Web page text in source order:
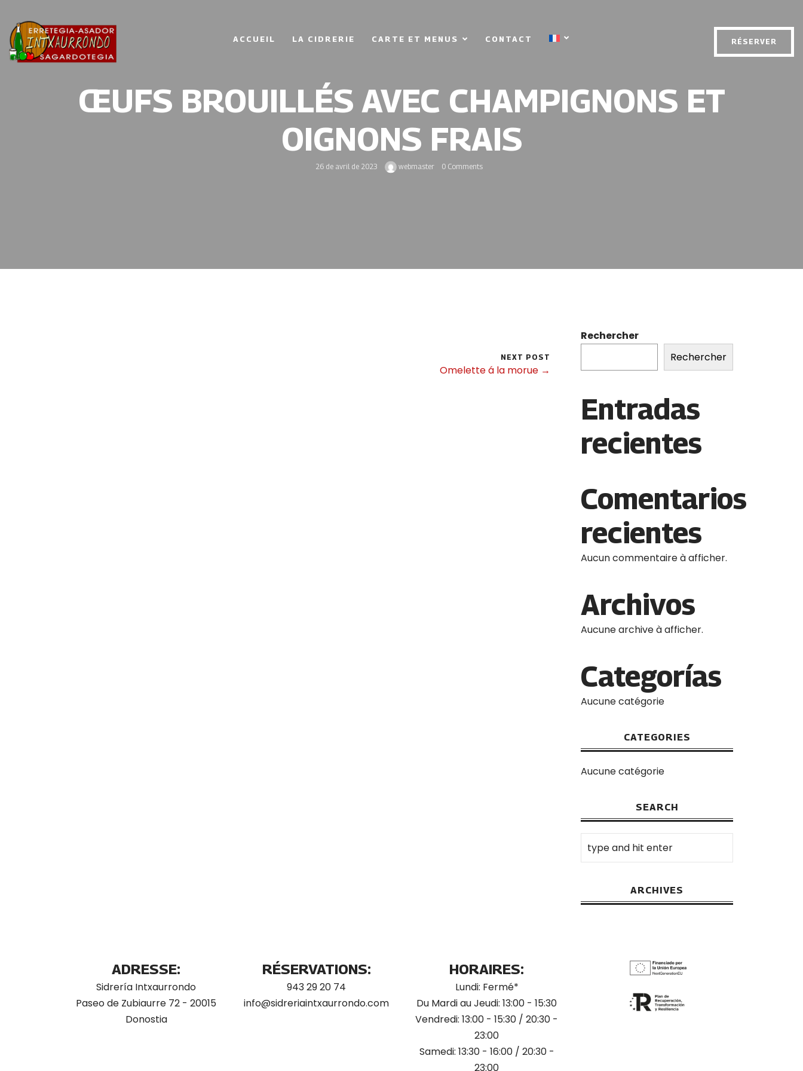
ACCUEIL LA CIDRERIE CARTE ET MENUS CONTACT RÉSERVER
ŒUFS BROUILLÉS AVEC CHAMPIGNONS ET
OIGNONS FRAIS
26 de avril de 2023 webmaster 0 Comments
NEXT POST
Omelette á la morue →
Rechercher
Rechercher
Entradas
recientes
Comentarios
recientes
Aucun commentaire à afficher.
Archivos
Aucune archive à afficher.
Categorías
Aucune catégorie
CATEGORIES
Aucune catégorie
SEARCH
ARCHIVES
ADRESSE:
Sidrería Intxaurrondo
Paseo de Zubiaurre 72 - 20015
Donostia
RÉSERVATIONS:
943 29 20 74
info@sidreriaintxaurrondo.com
HORAIRES:
Lundi: Fermé*
Du Mardi au Jeudi: 13:00 - 15:30
Vendredi: 13:00 - 15:30 / 20:30 -
23:00
Samedi: 13:30 - 16:00 / 20:30 -
23:00